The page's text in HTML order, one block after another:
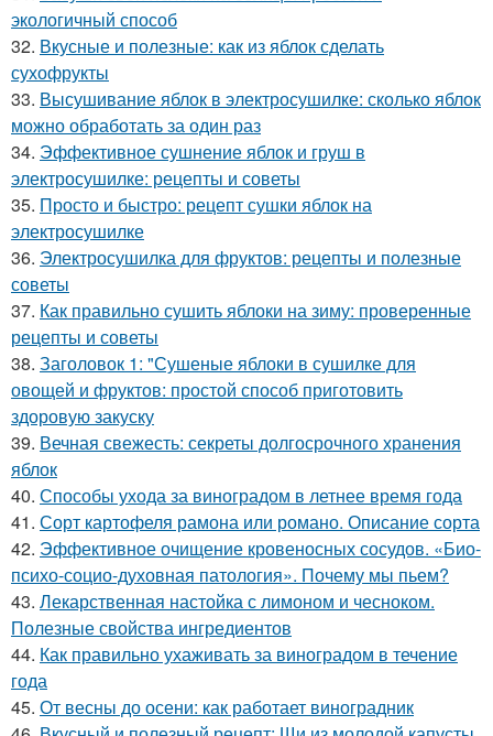
экологичный способ
32. Вкусные и полезные: как из яблок сделать
сухофрукты
33. Высушивание яблок в электросушилке: сколько яблок
можно обработать за один раз
34. Эффективное сушнение яблок и груш в
электросушилке: рецепты и советы
35. Просто и быстро: рецепт сушки яблок на
электросушилке
36. Электросушилка для фруктов: рецепты и полезные
советы
37. Как правильно сушить яблоки на зиму: проверенные
рецепты и советы
38. Заголовок 1: "Сушеные яблоки в сушилке для
овощей и фруктов: простой способ приготовить
здоровую закуску
39. Вечная свежесть: секреты долгосрочного хранения
яблок
40. Способы ухода за виноградом в летнее время года
41. Сорт картофеля рамона или романо. Описание сорта
42. Эффективное очищение кровеносных сосудов. «Био-
психо-социо-духовная патология». Почему мы пьем?
43. Лекарственная настойка с лимоном и чесноком.
Полезные свойства ингредиентов
44. Как правильно ухаживать за виноградом в течение
года
45. От весны до осени: как работает виноградник